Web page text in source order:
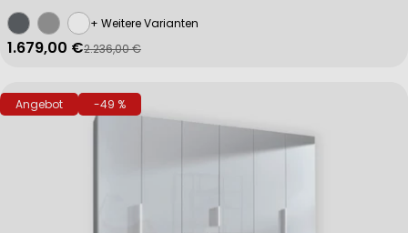
+ Weitere Varianten
Verkaufspreis
1.679,00 €
Regulärer Preis
2.236,00 €
Angebot -49 %